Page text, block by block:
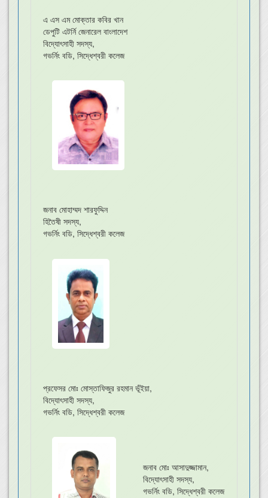
এ এস এম মোক্তার কবির খান
ডেপুটি এটর্নি জেনারেল বাংলাদেশ
বিদ্যোৎসাহী সদস্য,
গভর্নিং বডি, সিদ্ধেশ্বরী কলেজ
জনাব মোহাম্মদ শারফুদ্দিন
হিতৈষী সদস্য,
গভর্নিং বডি, সিদ্ধেশ্বরী কলেজ
প্রফেসর মোঃ মোস্তাফিজুর রহমান ভূঁইয়া,
বিদ্যোৎসাহী সদস্য,
গভর্নিং বডি, সিদ্ধেশ্বরী কলেজ
জনাব মোঃ আসাদুজ্জামান,
বিদ্যোৎসাহী সদস্য,
গভর্নিং বডি, সিদ্ধেশ্বরী কলেজ